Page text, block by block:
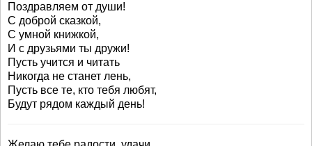
Поздравляем от души!
С доброй сказкой,
С умной книжкой,
И с друзьями ты дружи!
Пусть учится и читать
Никогда не станет лень,
Пусть все те, кто тебя любят,
Будут рядом каждый день!